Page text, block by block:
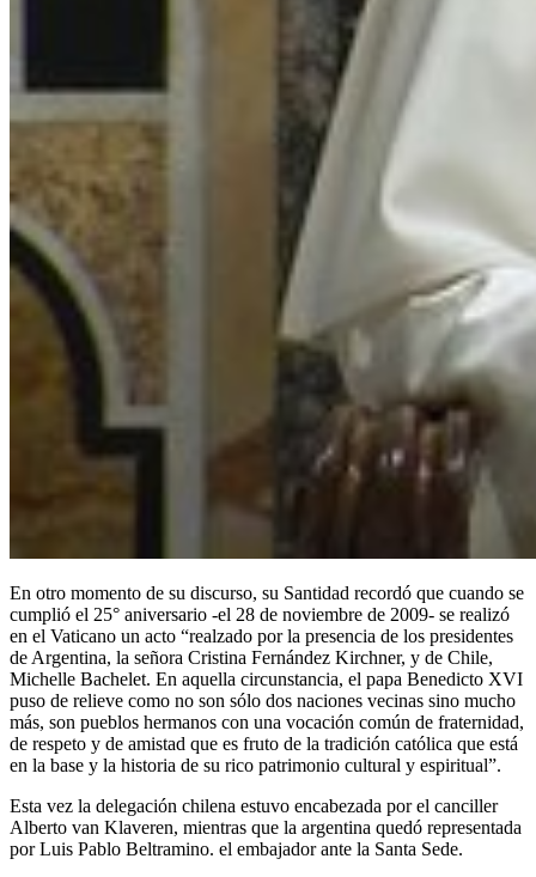
En otro momento de su discurso, su Santidad recordó que cuando se
cumplió el 25° aniversario -el 28 de noviembre de 2009- se realizó
en el Vaticano un acto “realzado por la presencia de los presidentes
de Argentina, la señora Cristina Fernández Kirchner, y de Chile,
Michelle Bachelet. En aquella circunstancia, el papa Benedicto XVI
puso de relieve como no son sólo dos naciones vecinas sino mucho
más, son pueblos hermanos con una vocación común de fraternidad,
de respeto y de amistad que es fruto de la tradición católica que está
en la base y la historia de su rico patrimonio cultural y espiritual”.
Esta vez la delegación chilena estuvo encabezada por el canciller
Alberto van Klaveren, mientras que la argentina quedó representada
por Luis Pablo Beltramino. el embajador ante la Santa Sede.